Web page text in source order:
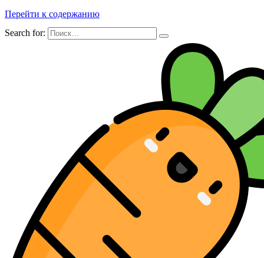
Перейти к содержанию
Search for: